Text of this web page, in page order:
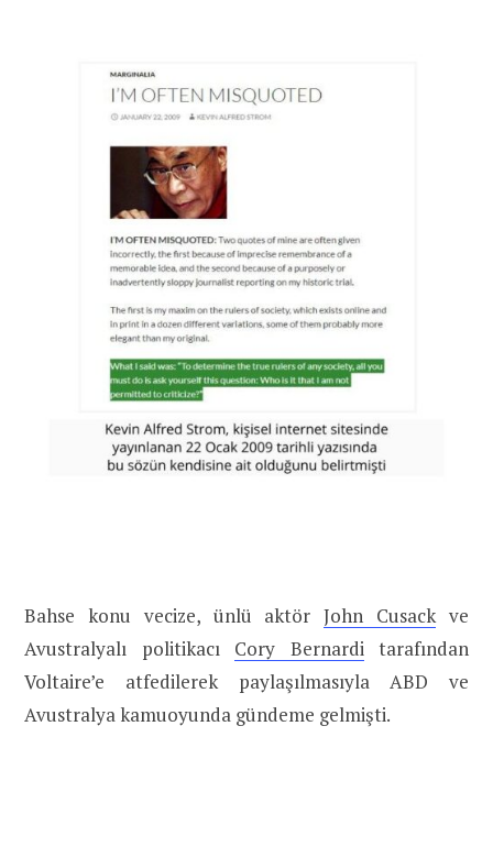
Bahse konu vecize, ünlü aktörJohn Cusackve
Avustralyalı politikacı Cory Bernarditarafından
Voltaire’e atfedilerek paylaşılmasıyla ABD ve
Avustralya kamuoyunda gündeme gelmişti.